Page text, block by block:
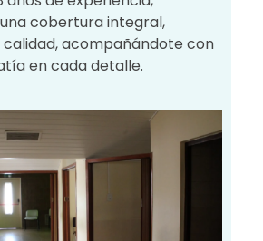
cobertura integral,
acompañándote con
en cada detalle.